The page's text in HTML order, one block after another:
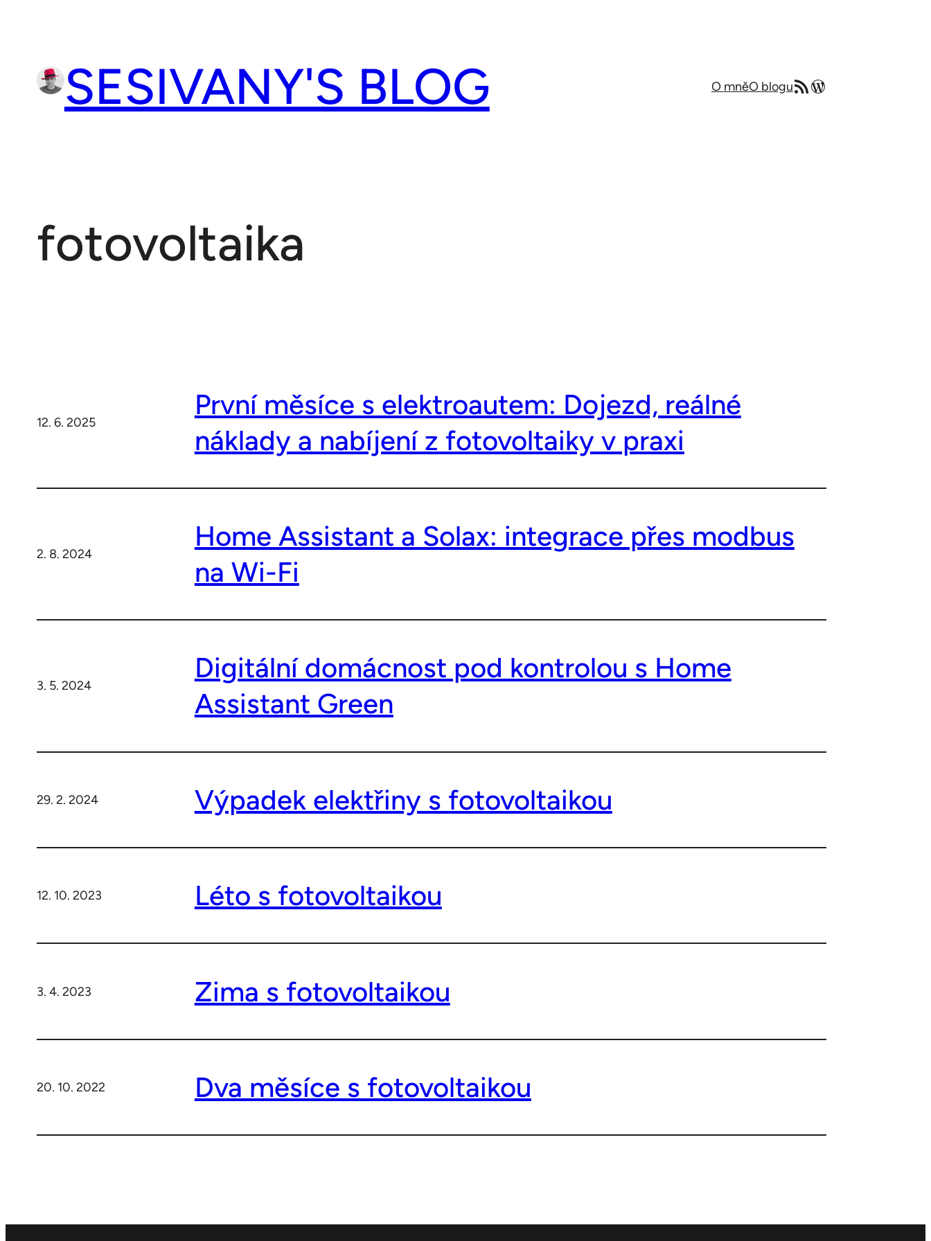
SESIVANY'S BLOG O mněO bloguRSS zdrojMůj blog v angličtině
fotovoltaika
12. 6. 2025
První měsíce s elektroautem: Dojezd, reálné
náklady a nabíjení z fotovoltaiky v praxi
2. 8. 2024
Home Assistant a Solax: integrace přes modbus
na Wi-Fi
3. 5. 2024
Digitální domácnost pod kontrolou s Home
Assistant Green
29. 2. 2024 Výpadek elektřiny s fotovoltaikou
12. 10. 2023 Léto s fotovoltaikou
3. 4. 2023 Zima s fotovoltaikou
20. 10. 2022 Dva měsíce s fotovoltaikou